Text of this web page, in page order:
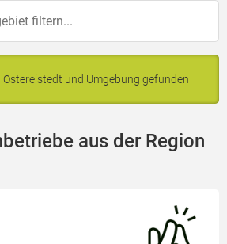
und Umgebung gefunden
aus der Region